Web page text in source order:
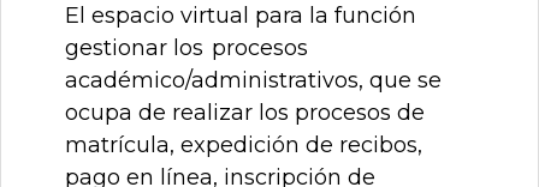
El espacio virtual para la función
gestionar los procesos
académico/administrativos, que se
ocupa de realizar los procesos de
matrícula, expedición de recibos,
pago en línea, inscripción de